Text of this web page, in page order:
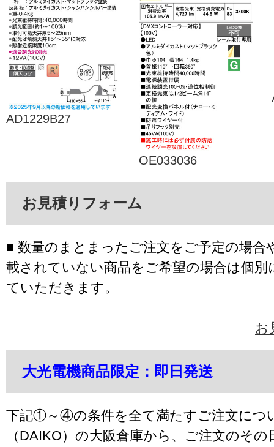
AD1229B27
OE033036
お見積りフォーム
■ 数量のまとまったご注文をご予定の場合
載されていない商品をご希望の場合は個別
ていただきます。
お
大光電機商品限定：即日発送
下記①～④の条件を全て満たすご注文につ
（DAIKO）の大阪倉庫から、ご注文のそ